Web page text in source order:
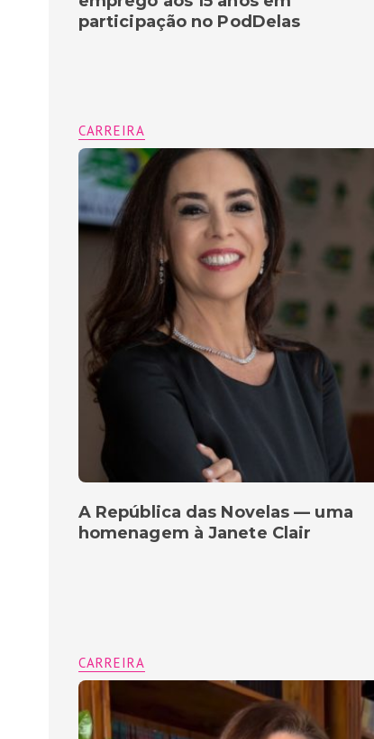
participação no PodDelas
CARREIRA
A República das Novelas — uma
homenagem à Janete Clair
CARREIRA